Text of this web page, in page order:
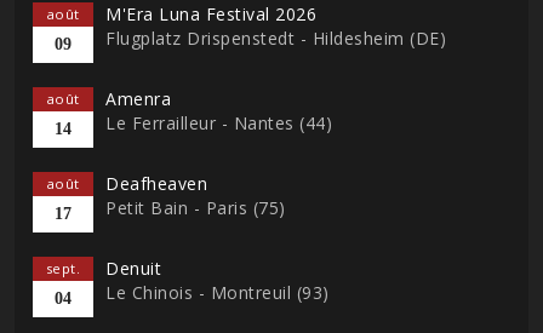
août
09
M'Era Luna Festival 2026
Flugplatz Drispenstedt - Hildesheim (DE)
août
14
Amenra
Le Ferrailleur - Nantes (44)
août
17
Deafheaven
Petit Bain - Paris (75)
sept.
04
Denuit
Le Chinois - Montreuil (93)